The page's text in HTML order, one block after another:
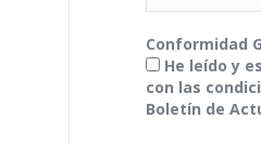
Conformidad
He leído y
con las
Boletín de